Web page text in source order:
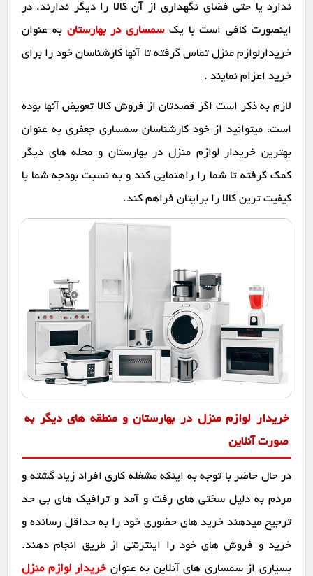
ندارد یا حتی فضای نگهداری از آن کالا را دیگر ندارند. در
اینصورت کافی است با یکسمساری در بهارستان به عنوان
خریدارلوازم منزل تماس گرفته تا آنها کارشناسان خود را برای
خرید اعزام نمایند .
لازم به ذکر است اگر قصدتان از فروش کالا تعویض آنها بوده
است، میتوانید از خود کارشناسان سمساری جعفری به عنوان
بهترین خریدار لوازم منزل در بهارستان و محله های دیگر
کمک گرفته تا شما را راهنمایی کند و به نسبت بودجه شما با
کیفیت ترین کالا را برایتان فراهم کند.
خریدار لوازم منزل در بهارستان و منطقه های دیگر به
صورت آنلاین
در حال حاضر با توجه به اینکه مشغله کاری افراد زیاد گشته و
مردم به دلیل سختی های رفت و آمد و ترافیک های بی حد
ترجیح میدهند خرید های حضوری خود را به حداقل رسانده و
خرید و فروش های خود را اینترنتی از طریق انجام دهند.
بسیاری از سمساری های آنلاین به عنوان خریدار لوازم منزل